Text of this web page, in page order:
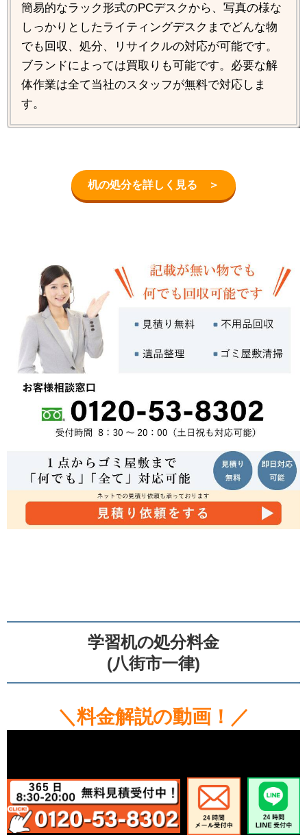
簡易的なラック形式のPCデスクから、写真の様な
しっかりとしたライティングデスクまでどんな物
でも回収、処分、リサイクルの対応が可能です。
ブランドによっては買取りも可能です。必要な解
体作業は全て当社のスタッフが無料で対応しま
す。
机の処分を詳しく見る ＞
学習机の処分料金
(八街市一律)
＼料金解説の動画！／